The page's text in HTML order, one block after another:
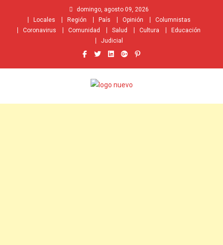
contenido
domingo, agosto 09, 2026
Locales
Región País Opinión
Columnistas
Coronavirus
Comunidad Salud Cultura
Educación
Judicial